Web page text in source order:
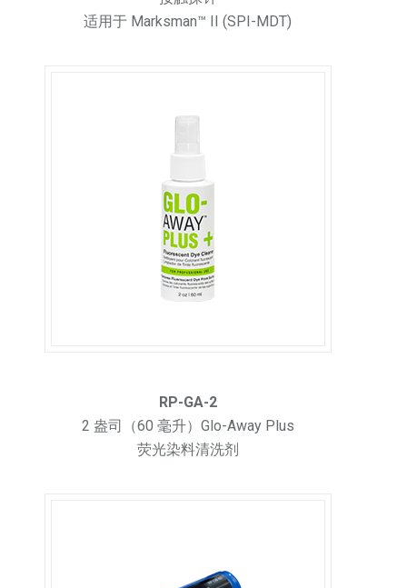
适用于 Marksman™ II (SPI-MDT)
RP-GA-2
2 盎司（60 毫升）Glo-Away Plus
荧光染料清洗剂